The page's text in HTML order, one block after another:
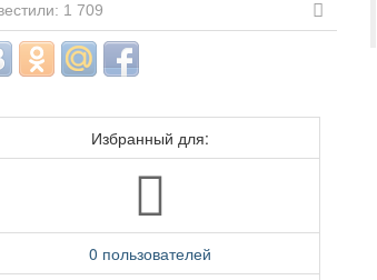
1 709
Избранный для:
0 пользователей